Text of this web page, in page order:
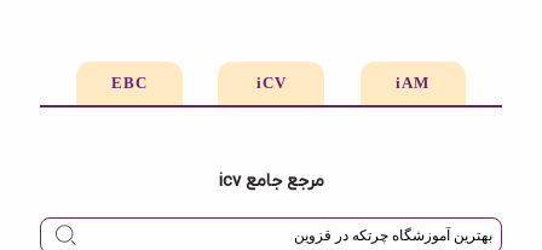
iAM
iCV
EBC
مرجع جامع icv